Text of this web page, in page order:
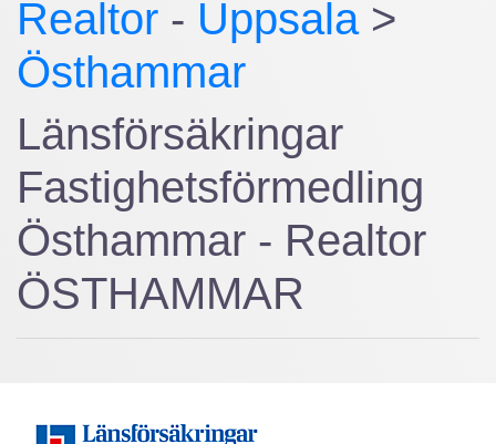
Realtor - Uppsala>
Östhammar
Länsförsäkringar
Fastighetsförmedling
Östhammar - Realtor
ÖSTHAMMAR